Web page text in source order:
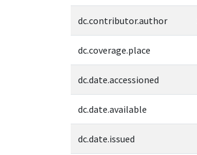
dc.contributor.author
dc.coverage.place
dc.date.accessioned
dc.date.available
dc.date.issued